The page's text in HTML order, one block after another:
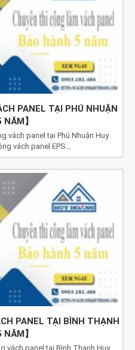
PANEL TẠI PHÚ NHUẬN
】
vách panel tại Phú Nhuận Huy
vách panel EPS...
PANEL TẠI BÌNH THẠNH
】
vách panel tại Bình Thạnh Huy